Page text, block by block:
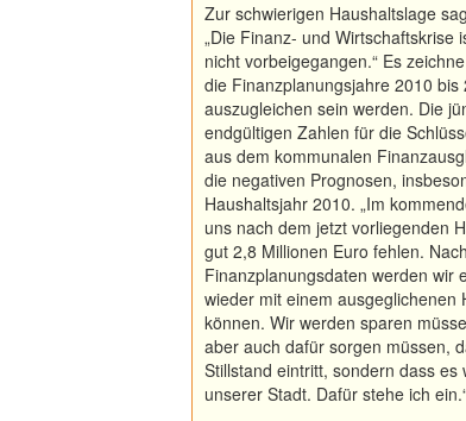
Zur schwierigen Haushaltslage
„Die Finanz- und Wirtschaftskrise
nicht vorbeigegangen.“ Es
die Finanzplanungsjahre 2010 bis
auszugleichen sein werden. Die
endgültigen Zahlen für die
aus dem kommunalen
die negativen Prognosen,
Haushaltsjahr 2010. „Im
uns nach dem jetzt vorliegenden
gut 2,8 Millionen Euro fehlen.
Finanzplanungsdaten werden wir
wieder mit einem ausgeglichenen
können. Wir werden sparen
aber auch dafür sorgen müssen,
Stillstand eintritt, sondern dass es
unserer Stadt. Dafür stehe ich